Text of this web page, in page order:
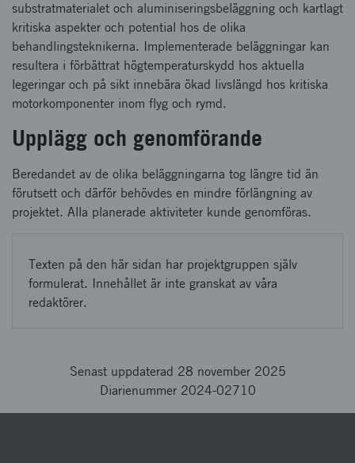
substratmaterialet och aluminiseringsbeläggning och kartlagt
kritiska aspekter och potential hos de olika
behandlingsteknikerna. Implementerade beläggningar kan
resultera i förbättrat högtemperaturskydd hos aktuella
legeringar och på sikt innebära ökad livslängd hos kritiska
motorkomponenter inom flyg och rymd.
Upplägg och genomförande
Beredandet av de olika beläggningarna tog längre tid än
förutsett och därför behövdes en mindre förlängning av
projektet. Alla planerade aktiviteter kunde genomföras.
Texten på den här sidan har projektgruppen själv
formulerat. Innehållet är inte granskat av våra
redaktörer.
Senast uppdaterad 28 november 2025
Diarienummer 2024-02710